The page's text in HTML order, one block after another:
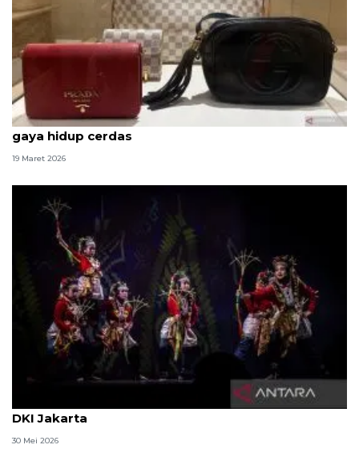
APPMI sebut sewa tas mewah bentuk adaptasi
gaya hidup cerdas
19 Maret 2026
Ragam rekomendasi wisata libur Lebaran 2026 di
DKI Jakarta
30 Mei 2026